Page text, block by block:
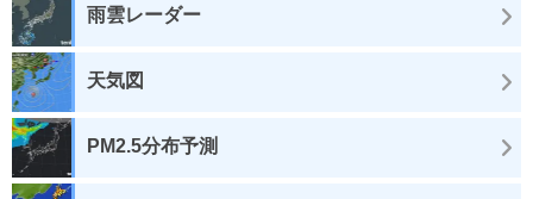
雨雲レーダー
天気図
PM2.5分布予測